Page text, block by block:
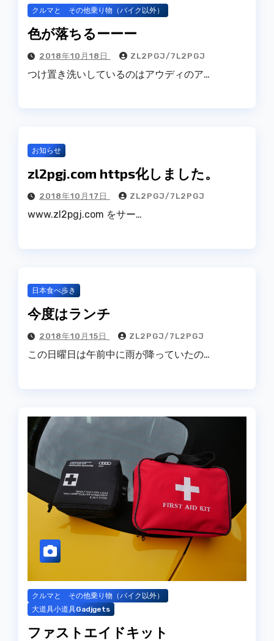
クルマと その他乗り物（バイク以外）
色が落ちるーーー
2018年10月18日 ZL2PGJ/7L2PGJ
つけ置き洗いしているのはアウディのア…
お知らせ
zl2pgj.com https化しました。
2018年10月17日 ZL2PGJ/7L2PGJ
www.zl2pgj.com をサー…
日本食べ歩き
今度はランチ
2018年10月15日 ZL2PGJ/7L2PGJ
この日曜日は午前中に雨が降っていたの…
クルマと その他乗り物（バイク以外）
大道具小道具Gadjgets
ファストエイドキット